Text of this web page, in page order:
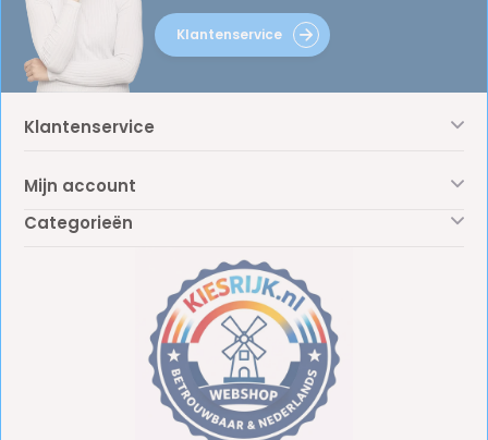
Klantenservice
Klantenservice
Mijn account
Categorieën